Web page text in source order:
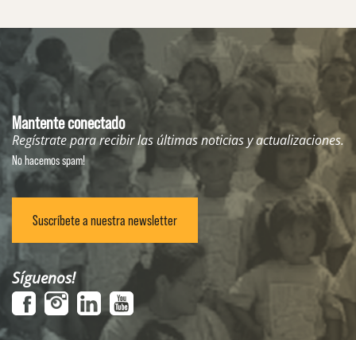
Mantente conectado
Regístrate para recibir las últimas noticias y actualizaciones.
No hacemos spam!
Suscríbete a nuestra newsletter
Síguenos!